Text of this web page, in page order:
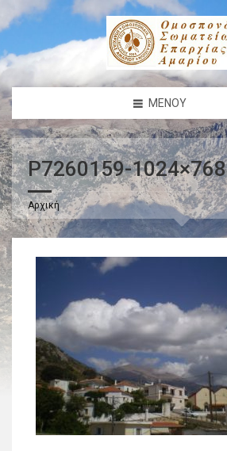
ΜΕΝΟΎ
P7260159-1024×768
Αρχική